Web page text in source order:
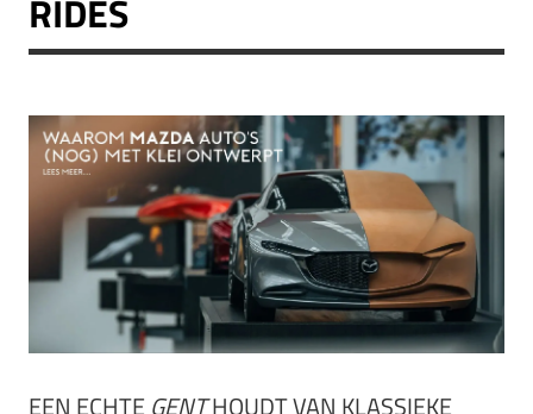
RIDES
EEN ECHTE GENTHOUDT VAN KLASSIEKE